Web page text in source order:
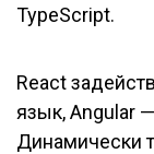
TypeScript.
React
язык, Angular
Динамически